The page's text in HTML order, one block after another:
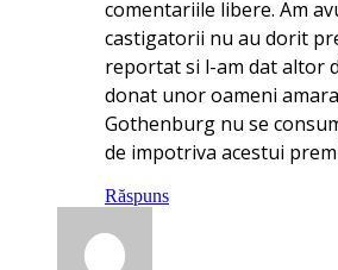
comentariile libere. Am
castigatorii nu au dorit
reportat si l-am dat altor
donat unor oameni
Gothenburg nu se
de impotriva acestui
Răspuns